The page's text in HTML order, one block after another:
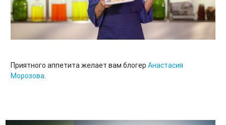
Приятного аппетита желает вам блогер Анастасия
Морозова.